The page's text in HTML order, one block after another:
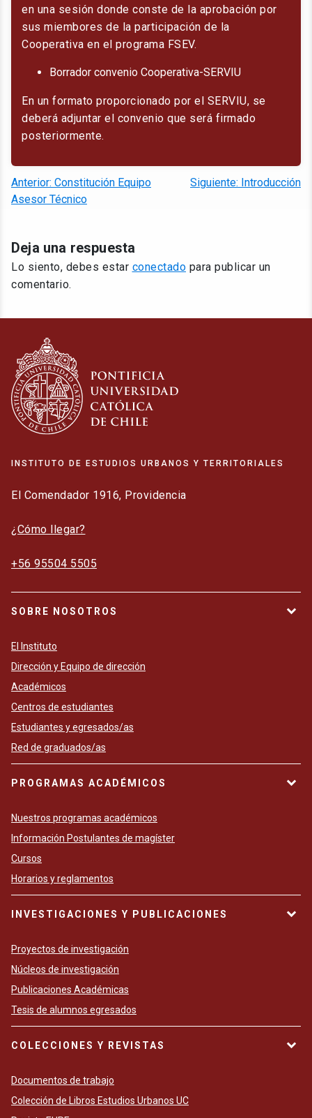
en una sesión donde conste de la aprobación por
sus miembores de la participación de la
Cooperativa en el programa FSEV.
Borrador convenio Cooperativa-SERVIU
En un formato proporcionado por el SERVIU, se
deberá adjuntar el convenio que será firmado
posteriormente.
Navegación
de
Anterior: Constitución Equipo
Asesor Técnico
Siguiente: Introducción
Deja una respuesta
Lo siento, debes estar conectado para publicar un
comentario.
INSTITUTO DE ESTUDIOS URBANOS Y TERRITORIALES
El Comendador 1916, Providencia
¿Cómo llegar?
+56 95504 5505
SOBRE NOSOTROS
El Instituto
Dirección y Equipo de dirección
Académicos
Centros de estudiantes
Estudiantes y egresados/as
Red de graduados/as
PROGRAMAS ACADÉMICOS
Nuestros programas académicos
Información Postulantes de magíster
Cursos
Horarios y reglamentos
INVESTIGACIONES Y PUBLICACIONES
Proyectos de investigación
Núcleos de investigación
Publicaciones Académicas
Tesis de alumnos egresados
COLECCIONES Y REVISTAS
Documentos de trabajo
Colección de Libros Estudios Urbanos UC